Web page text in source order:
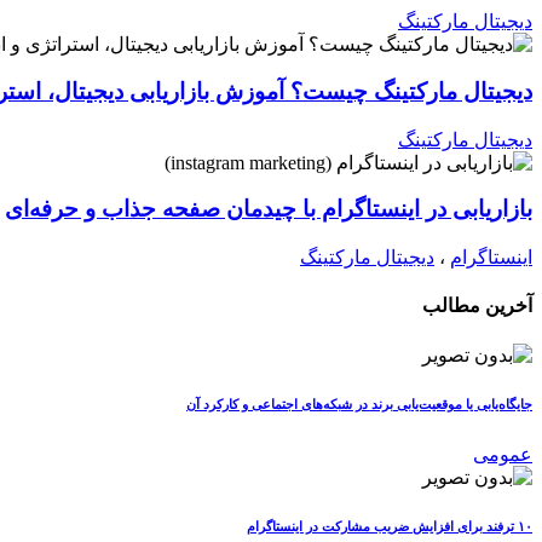
دیجیتال مارکتینگ
دیجیتال مارکتینگ چیست؟ آموزش بازاریابی دیجیتال،
دیجیتال مارکتینگ
بازاریابی در اینستاگرام با چیدمان صفحه جذاب و حرفه‌ای
اینستاگرام ، دیجیتال مارکتینگ
آخرین مطالب
جایگاه‌یابی یا موقعیت‌یابی برند در شبکه‌های اجتماعی و کارکرد آن
عمومی
۱۰ ترفند برای افزایش ضریب مشارکت در اینستاگرام